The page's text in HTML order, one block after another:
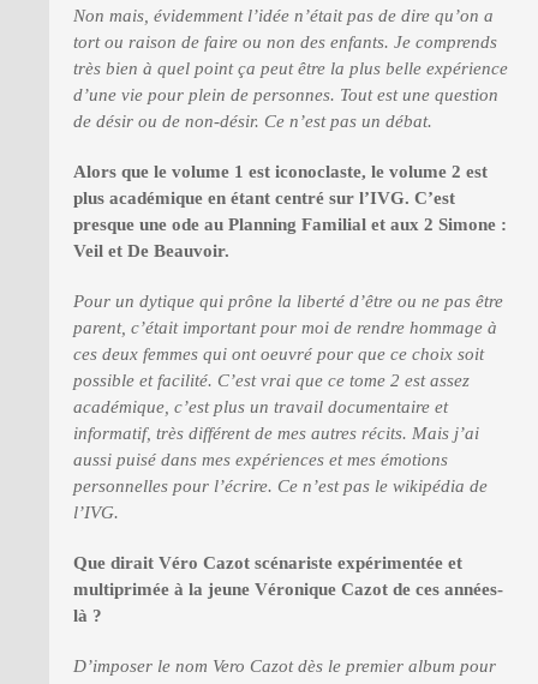
Non mais, évidemment l’idée n’était pas de dire qu’on a
tort ou raison de faire ou non des enfants. Je comprends
très bien à quel point ça peut être la plus belle expérience
d’une vie pour plein de personnes. Tout est une question
de désir ou de non-désir. Ce n’est pas un débat.
Alors que le volume 1 est iconoclaste, le volume 2 est
plus académique en étant centré sur l’IVG. C’est
presque une ode au Planning Familial et aux 2 Simone :
Veil et De Beauvoir.
Pour un dytique qui prône la liberté d’être ou ne pas être
parent, c’était important pour moi de rendre hommage à
ces deux femmes qui ont oeuvré pour que ce choix soit
possible et facilité. C’est vrai que ce tome 2 est assez
académique, c’est plus un travail documentaire et
informatif, très différent de mes autres récits. Mais j’ai
aussi puisé dans mes expériences et mes émotions
personnelles pour l’écrire. Ce n’est pas le wikipédia de
l’IVG.
Que dirait Véro Cazot scénariste expérimentée et
multiprimée à la jeune Véronique Cazot de ces années-
là ?
D’imposer le nom Vero Cazot dès le premier album pour